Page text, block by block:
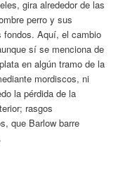
gira alrededor de las
perro y sus
fondos. Aquí, el cambio
sí se menciona de
en algún tramo de la
mordiscos, ni
la pérdida de la
rasgos
que Barlow barre